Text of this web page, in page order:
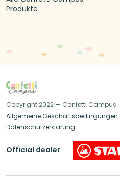
Produkte
Copyright 2022 — Confetti Campus
Allgemeine Geschäftsbedingungen
Datenschutzerklärung
Official dealer